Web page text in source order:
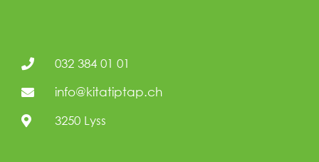
032 384 01 01
info@kitatiptap.ch
3250 Lyss